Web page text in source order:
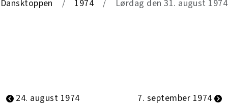
Dansktoppen 1974 Lørdag den 31. august 1974
24. august 1974 7. september 1974